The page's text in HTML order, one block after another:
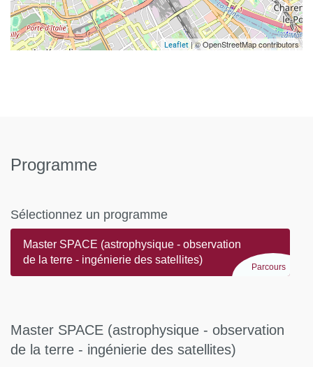
Leaflet | © OpenStreetMap contributors
Programme
Sélectionnez un programme
Master SPACE (astrophysique - observation
de la terre - ingénierie des satellites)
Parcours
Master SPACE (astrophysique - observation
de la terre - ingénierie des satellites)